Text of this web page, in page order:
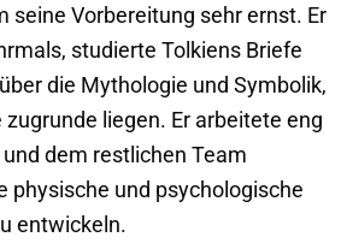
seine Vorbereitung sehr ernst. Er
studierte Tolkiens Briefe
die Mythologie und Symbolik,
liegen. Er arbeitete eng
dem restlichen Team
physische und psychologische
entwickeln.